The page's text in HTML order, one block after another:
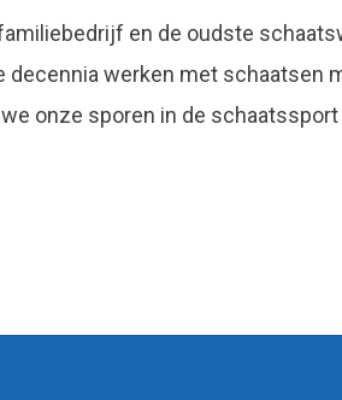
en de oudste
decennia werken met schaatsen
onze sporen in de